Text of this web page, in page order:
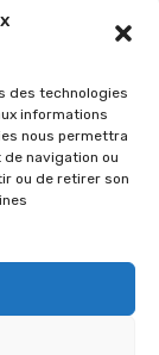
des technologies
informations
nous permettra
navigation ou
ou de retirer son